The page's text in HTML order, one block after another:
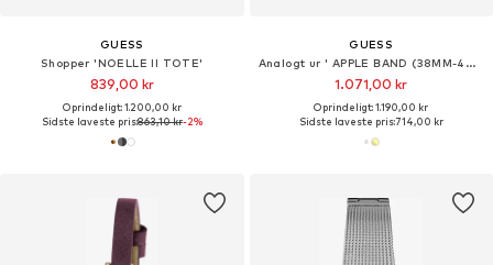
GUESS
Shopper 'NOELLE II TOTE'
839,00 kr
Oprindeligt: 1.200,00 kr
Sidste laveste pris:863,10 kr-2%
GUESS
Analogt ur ' APPLE BAND (38MM-40MM) '
1.071,00 kr
Oprindeligt: 1.190,00 kr
Sidste laveste pris:714,00 kr